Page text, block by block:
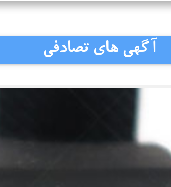
آگهی های تصادفی